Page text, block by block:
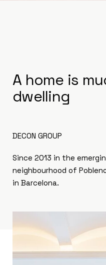
A home is
dwelling
DECON GROUP
Since 2013 in the
neighbourhood of
in Barcelona.